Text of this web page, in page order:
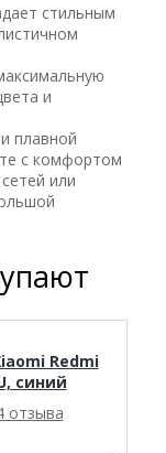
стильным
и
плавной
с комфортом
или
Redmi
синий
отзыва